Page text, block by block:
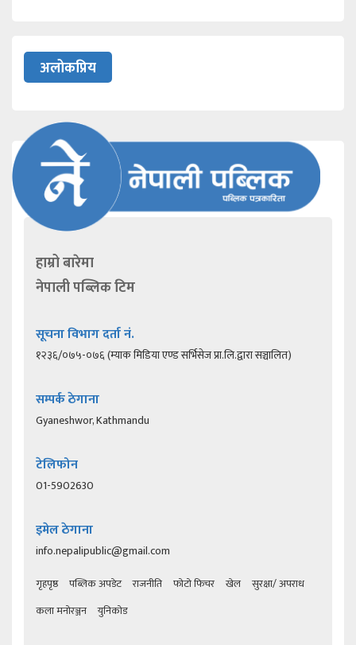
अलोकप्रिय
हाम्रो बारेमा
नेपाली पब्लिक टिम
सूचना विभाग दर्ता नं.
१२३६/०७५-०७६ (म्याक मिडिया एण्ड सर्भिसेज प्रा.लि.द्वारा सञ्चालित)
सम्पर्क ठेगाना
Gyaneshwor, Kathmandu
टेलिफोन
01-5902630
इमेल ठेगाना
info.nepalipublic@gmail.com
गृहपृष्ठ पब्लिक अपडेट राजनीति फोटो फिचर खेल
सुरक्षा/ अपराध
कला मनोरञ्जन
युनिकोड